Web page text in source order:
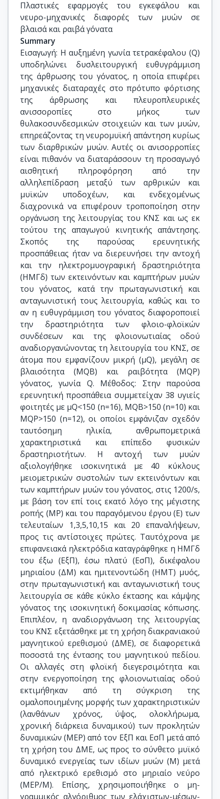
Πλαστικές εφαρμογές του εγκεφάλου και
νευρο-μηχανικές διαφορές των μυών σε
βλαισά και ραιβά γόνατα
Summary
Εισαγωγή: Η αυξημένη γωνία τετρακέφαλου (Q)
υποδηλώνει δυσλειτουργική ευθυγράμμιση
της άρθρωσης του γόνατος, η οποία επιφέρει
μηχανικές διαταραχές στο πρότυπο φόρτισης
της άρθρωσης και πλευροπλευρικές
ανισσοροπίες στο μήκος των
θυλακοσυνδεσμικών στοιχειών και των μυών,
επηρεάζοντας τη νευρομυϊκή απάντηση κυρίως
των διαρθρικών μυών. Αυτές οι ανισορροπίες
είναι πιθανόν να διαταράσσουν τη προσαγωγό
αισθητική πληροφόρηση από την
αλληλεπίδραση μεταξύ των αρθρικών και
μυϊκών υποδοχέων, και ενδεχομένως
διαχρονικά να επιφέρουν τροποποίηση στην
οργάνωση της λειτουργίας του ΚΝΣ και ως εκ
τούτου της απαγωγού κινητικής απάντησης.
Σκοπός της παρούσας ερευνητικής
προσπάθειας ήταν να διερευνήσει την αντοχή
και την ηλεκτρομυογραφική δραστηριότητα
(ΗΜΓδ) των εκτεινόντων και καμπτήρων μυών
του γόνατος, κατά την πρωταγωνιστική και
ανταγωνιστική τους λειτουργία, καθώς και το
αν η ευθυγράμμιση του γόνατος διαφοροποιεί
την δραστηριότητα των φλοιο-φλοϊκών
συνδέσεων και της φλοιονωτιαίας οδού
αναδιοργανώνοντας τη λειτουργία του ΚΝΣ, σε
άτομα που εμφανίζουν μικρή (μQ), μεγάλη σε
βλαισότητα (ΜQΒ) και ραιβότητα (ΜQΡ)
γόνατος, γωνία Q. Μέθοδος: Στην παρούσα
ερευνητική προσπάθεια συμμετείχαν 38 υγιείς
φοιτητές με μQ<150 (n=16), ΜQΒ>150 (n=10) και
ΜQΡ>150 (n=12), οι οποίοι εμφάνιζαν σχεδόν
ταυτόσημη ηλικία, ανθρωπομετρικά
χαρακτηριστικά και επίπεδο φυσικών
δραστηριοτήτων. Η αντοχή των μυών
αξιολογήθηκε ισοκινητικά με 40 κύκλους
μειομετρικών συστολών των εκτεινόντων και
των καμπτήρων μυών του γόνατος, στις 1200/s,
με βάση τον επί τοις εκατό λόγο της μέγιστης
ροπής (ΜΡ) και του παραγόμενου έργου (Ε) των
τελευταίων 1,3,5,10,15 και 20 επαναλήψεων,
προς τις αντίστοιχες πρώτες. Ταυτόχρονα με
επιφανειακά ηλεκτρόδια καταγράφθηκε η ΗΜΓδ
του έξω (ΕξΠ), έσω πλατύ (ΕσΠ), δικέφαλου
μηριαίου (ΔΜ) και ημιτενοντώδη (ΗΜΤ) μυός,
στην πρωταγωνιστική και ανταγωνιστική τους
λειτουργία σε κάθε κύκλο έκτασης και κάμψης
γόνατος της ισοκινητική δοκιμασίας κόπωσης.
Επιπλέον, η αναδιοργάνωση της λειτουργίας
του ΚΝΣ εξετάσθηκε με τη χρήση διακρανιακού
μαγνητικού ερεθισμού (ΔΜΕ), σε διαφορετικά
ποσοστά της έντασης του μαγνητικού πεδίου.
Οι αλλαγές στη φλοϊκή διεγερσιμότητα και
στην ενεργοποίηση της φλοιονωτιαίας οδού
εκτιμήθηκαν από τη σύγκριση της
ομαλοποιημένης μορφής των χαρακτηριστικών
(λανθάνων χρόνος, ύψος, ολοκλήρωμα,
χρονική διάρκεια δυναμικού) των προκλητών
δυναμικών (ΜΕΡ) από τον ΕξΠ και ΕσΠ μετά από
τη χρήση του ΔΜΕ, ως προς το σύνθετο μυϊκό
δυναμικό ενεργείας των ιδίων μυών (Μ) μετά
από ηλεκτρικό ερεθισμό στο μηριαίο νεύρο
(MEP/M). Επίσης, χρησιμοποιήθηκε ο μη-
γραμμικός αλγόριθμος των ελάχιστων-μέσων-